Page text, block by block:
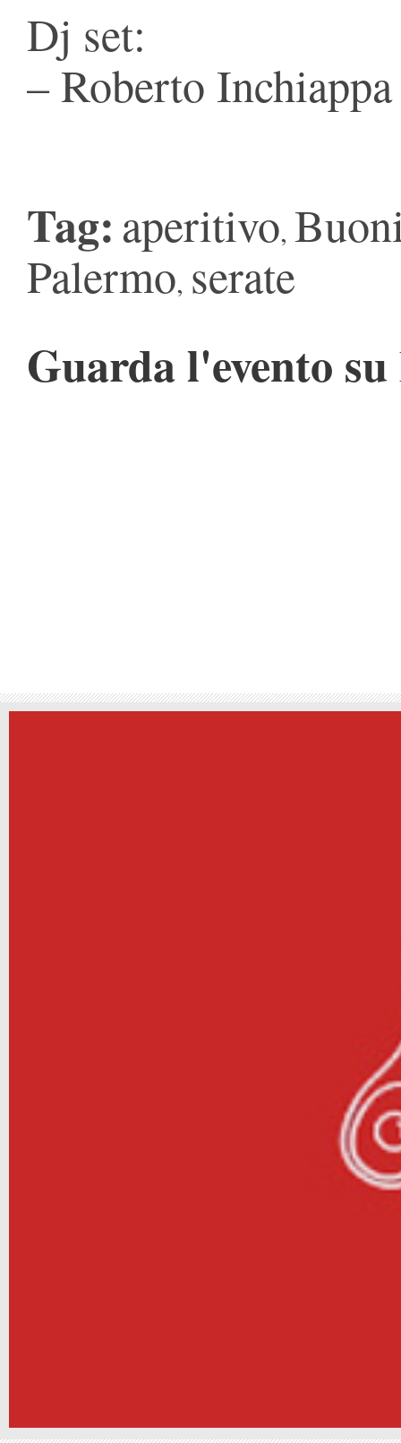
Dj set:
– Roberto Inchiappa
Tag: aperitivo,
Palermo, serate
Guarda l'evento su